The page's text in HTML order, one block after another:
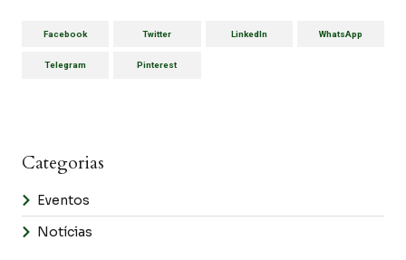
Facebook Twitter LinkedIn WhatsApp
Telegram Pinterest
Categorias
Eventos
Notícias